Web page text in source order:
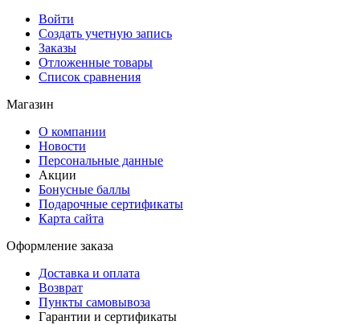
Войти
Создать учетную запись
Заказы
Отложенные товары
Список сравнения
Магазин
О компании
Новости
Персональные данные
Акции
Бонусные баллы
Подарочные сертификаты
Карта сайта
Оформление заказа
Доставка и оплата
Возврат
Пункты самовывоза
Гарантии и сертификаты